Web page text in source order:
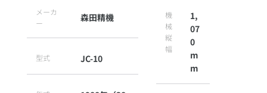
メーカ
ー
森田精機
型式 JC-10
機
械
縦
幅
1,
07
0
m
m